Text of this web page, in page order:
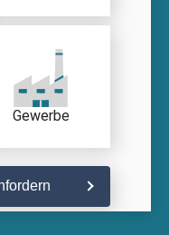
Gewerbe